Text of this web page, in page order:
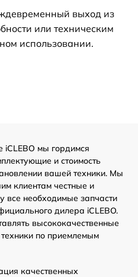
выход из
или техническим
использовании.
iCLEBO мы гордимся
и стоимость
вашей техники. Мы
клиентам честные и
все необходимые запчасти
дилера iCLEBO.
высококачественные
по приемлемым
качественных